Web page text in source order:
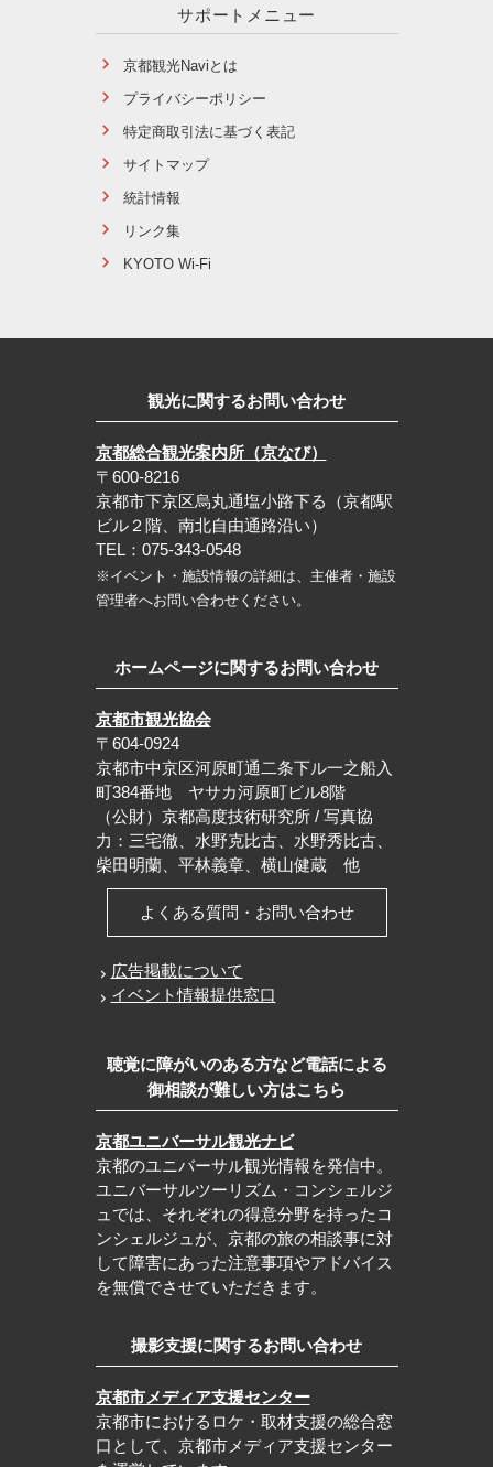
サポートメニュー
京都観光Naviとは
プライバシーポリシー
特定商取引法に基づく表記
サイトマップ
統計情報
リンク集
KYOTO Wi-Fi
観光に関するお問い合わせ
京都総合観光案内所（京なび）
〒600-8216
京都市下京区烏丸通塩小路下る（京都駅
ビル２階、南北自由通路沿い）
TEL：075-343-0548
※イベント・施設情報の詳細は、主催者・施設
管理者へお問い合わせください。
ホームページに関するお問い合わせ
京都市観光協会
〒604-0924
京都市中京区河原町通二条下ル一之船入
町384番地 ヤサカ河原町ビル8階
（公財）京都高度技術研究所 / 写真協
力：三宅徹、水野克比古、水野秀比古、
柴田明蘭、平林義章、横山健蔵 他
よくある質問・お問い合わせ
広告掲載について
イベント情報提供窓口
聴覚に障がいのある方など電話による
御相談が難しい方はこちら
京都ユニバーサル観光ナビ
京都のユニバーサル観光情報を発信中。
ユニバーサルツーリズム・コンシェルジ
ュでは、それぞれの得意分野を持ったコ
ンシェルジュが、京都の旅の相談事に対
して障害にあった注意事項やアドバイス
を無償でさせていただきます。
撮影支援に関するお問い合わせ
京都市メディア支援センター
京都市におけるロケ・取材支援の総合窓
口として、京都市メディア支援センター